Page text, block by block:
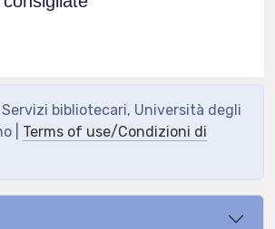
bibliotecari, Università degli
| Terms of use/Condizioni di